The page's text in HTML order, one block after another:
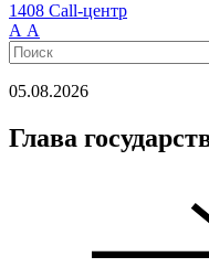
1408 Call-центр
А А
05.08.2026
Глава